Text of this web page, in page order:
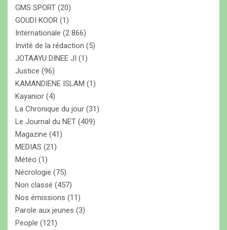
GMS SPORT (20)
GOUDI KOOR (1)
Internationale (2 866)
Invité de la rédaction (5)
JOTAAYU DINEE JI (1)
Justice (96)
KAMANDIENE ISLAM (1)
Kayanior (4)
La Chronique du jour (31)
Le Journal du NET (409)
Magazine (41)
MEDIAS (21)
Météo (1)
Nécrologie (75)
Non classé (457)
Nos émissions (11)
Parole aux jeunes (3)
People (121)